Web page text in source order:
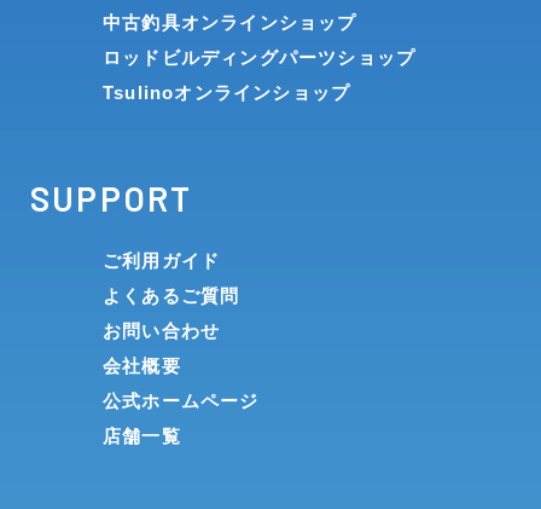
中古釣具オンラインショップ
ロッドビルディングパーツショップ
Tsulinoオンラインショップ
SUPPORT
ご利用ガイド
よくあるご質問
お問い合わせ
会社概要
公式ホームページ
店舗一覧